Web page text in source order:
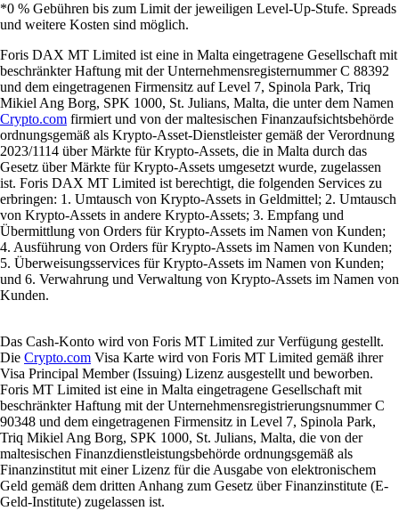
*0 % Gebühren bis zum Limit der jeweiligen Level-Up-Stufe. Spreads
und weitere Kosten sind möglich.
Foris DAX MT Limited ist eine in Malta eingetragene Gesellschaft mit
beschränkter Haftung mit der Unternehmensregisternummer C 88392
und dem eingetragenen Firmensitz auf Level 7, Spinola Park, Triq
Mikiel Ang Borg, SPK 1000, St. Julians, Malta, die unter dem Namen
Crypto.com firmiert und von der maltesischen Finanzaufsichtsbehörde
ordnungsgemäß als Krypto-Asset-Dienstleister gemäß der Verordnung
2023/1114 über Märkte für Krypto-Assets, die in Malta durch das
Gesetz über Märkte für Krypto-Assets umgesetzt wurde, zugelassen
ist. Foris DAX MT Limited ist berechtigt, die folgenden Services zu
erbringen: 1. Umtausch von Krypto-Assets in Geldmittel; 2. Umtausch
von Krypto-Assets in andere Krypto-Assets; 3. Empfang und
Übermittlung von Orders für Krypto-Assets im Namen von Kunden;
4. Ausführung von Orders für Krypto-Assets im Namen von Kunden;
5. Überweisungsservices für Krypto-Assets im Namen von Kunden;
und 6. Verwahrung und Verwaltung von Krypto-Assets im Namen von
Kunden.
Das Cash-Konto wird von Foris MT Limited zur Verfügung gestellt.
Die Crypto.com Visa Karte wird von Foris MT Limited gemäß ihrer
Visa Principal Member (Issuing) Lizenz ausgestellt und beworben.
Foris MT Limited ist eine in Malta eingetragene Gesellschaft mit
beschränkter Haftung mit der Unternehmensregistrierungsnummer C
90348 und dem eingetragenen Firmensitz in Level 7, Spinola Park,
Triq Mikiel Ang Borg, SPK 1000, St. Julians, Malta, die von der
maltesischen Finanzdienstleistungsbehörde ordnungsgemäß als
Finanzinstitut mit einer Lizenz für die Ausgabe von elektronischem
Geld gemäß dem dritten Anhang zum Gesetz über Finanzinstitute (E-
Geld-Institute) zugelassen ist.